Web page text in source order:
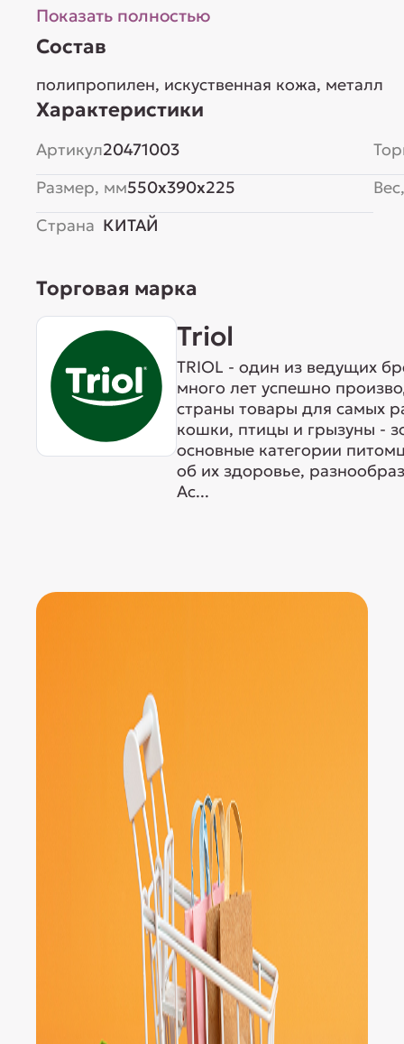
Показать полностью
Состав
полипропилен, искуственная кожа, металл
Характеристики
Артикул20471003
Размер, мм550x390x225
Страна КИТАЙ
Торговая марка
Triol
TRIOL - один из ведущих
много лет успешно
страны товары для самых
кошки, птицы и грызуны -
основные категории
об их здоровье,
Ас...